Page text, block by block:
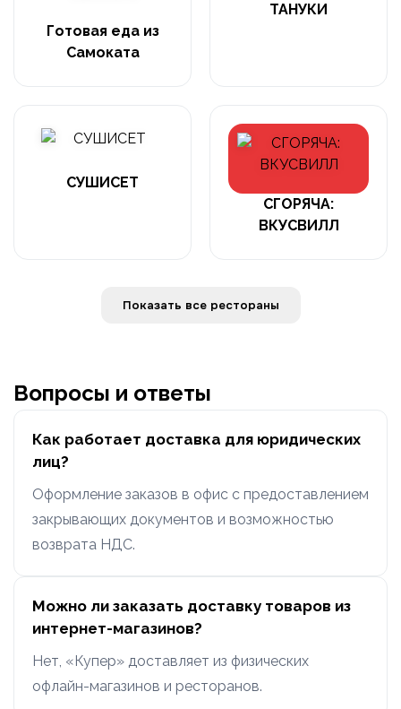
Готовая еда из
Самоката
ТАНУКИ
СУШИСЕТ
СГОРЯЧА:
ВКУСВИЛЛ
Показать все рестораны
Вопросы и ответы
Как работает доставка для юридических
лиц?
Оформление заказов в офис с предоставлением
закрывающих документов и возможностью
возврата НДС.
Можно ли заказать доставку товаров из
интернет-магазинов?
Нет, «Купер» доставляет из физических
офлайн-магазинов и ресторанов.